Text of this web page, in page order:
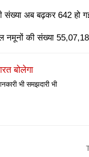
संख्या अब बढ़कर 642
की संख्या
बोलेगा
भी समझदारी भी